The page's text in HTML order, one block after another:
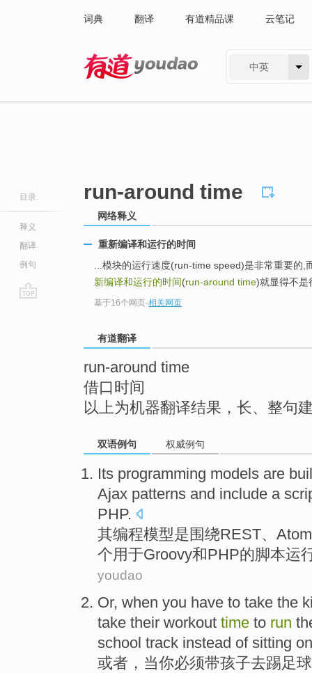
词典 翻译 有道精品课 云笔记
中英
目录
释义
翻译
例句
run-around time
网络释义
重新编译和运行的时间
...模块的运行速度(run-time speed)是非常重要的
新编译和运行的时间(run-around time)就显得不是
基于16个网页-相关网页
有道翻译
run-around time
借口时间
以上为机器翻译结果，长、整句
双语例句 权威例句
Its programming models are
Ajax patterns and include a
PHP.
其编程模型是 围绕REST、 Atom
个用于Groovy和PHP的脚本运
youdao
Or, when you have to take the
take their workout time to run
school track instead of sitting on
或者 ， 当你必须带孩子去踢足球